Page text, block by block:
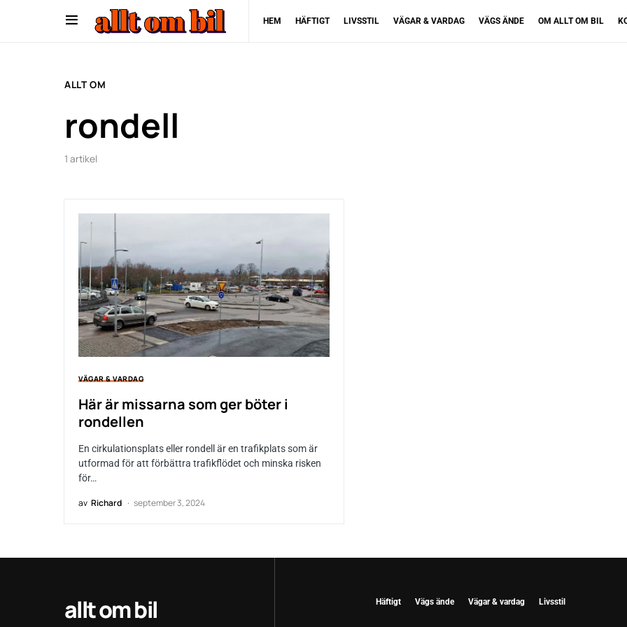
HEM HÄFTIGT LIVSSTIL VÄGAR & VARDAG VÄGS ÄNDE OM ALLT OM BIL
ALLT OM
rondell
1 artikel
VÄGAR & VARDAG
Här är missarna som ger böter i
rondellen
En cirkulationsplats eller rondell är en trafikplats som är
utformad för att förbättra trafikflödet och minska risken
för…
av Richard september 3, 2024
allt om bil Häftigt Vägs ände Vägar & vardag Livsstil